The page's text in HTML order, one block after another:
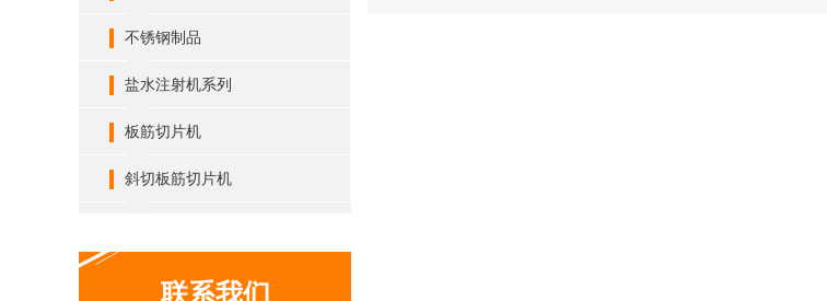
不锈钢制品
盐水注射机系列
板筋切片机
斜切板筋切片机
联系我们